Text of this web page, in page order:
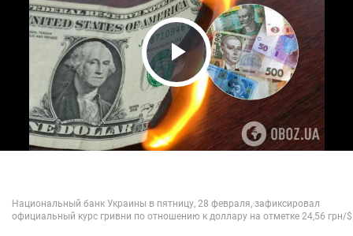
Play Video